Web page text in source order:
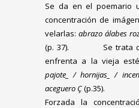
Se da en el poemario
concentración de
velarlas: abrazo álabes
(p. 37). Se trata de
enfrenta a la vieja
pajote_ / hornijas_ /
aceguero Ç(p.35).
Forzada la